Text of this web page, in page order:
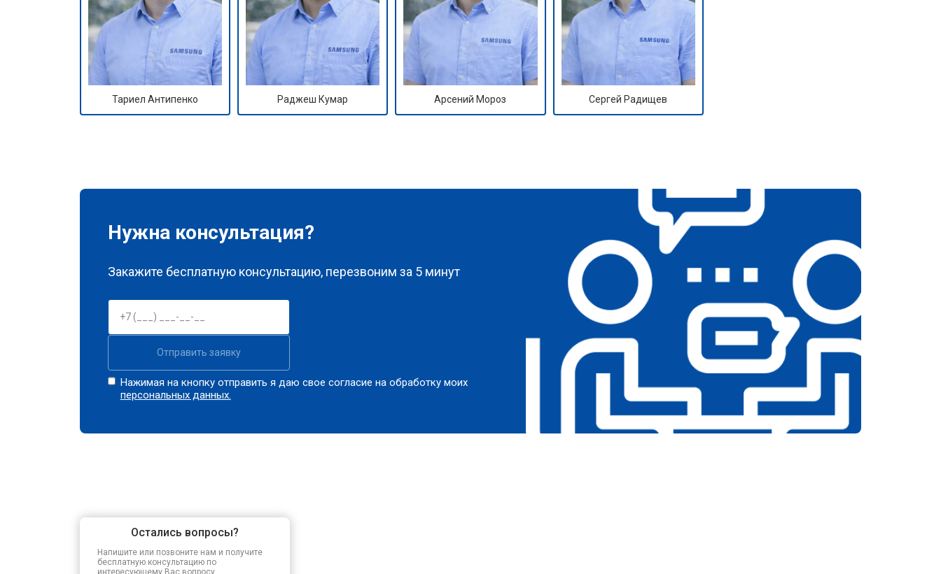
Тариел Антипенко Раджеш Кумар Арсений Мороз Сергей Радищев
Нужна консультация?
Закажите бесплатную консультацию, перезвоним за 5 минут
Отправить заявку
Нажимая на кнопку отправить я даю свое согласие на обработку моих
персональных данных.
Остались вопросы?
Напишите или позвоните нам и получите
бесплатную консультацию по
интересующему Вас вопросу.